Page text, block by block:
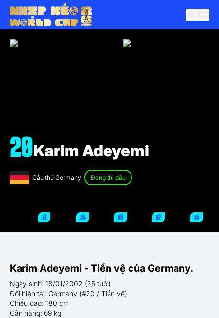
Cầu thủ Germany Đang thi đấu
20Karim Adeyemi
x1 x4 x8 x2 x4
Karim Adeyemi - Tiền vệ của Germany.
Ngày sinh: 18/01/2002 (25 tuổi)
Đội hiện tại: Germany (#20 / Tiền vệ)
Chiều cao: 180 cm
Cân nặng: 69 kg